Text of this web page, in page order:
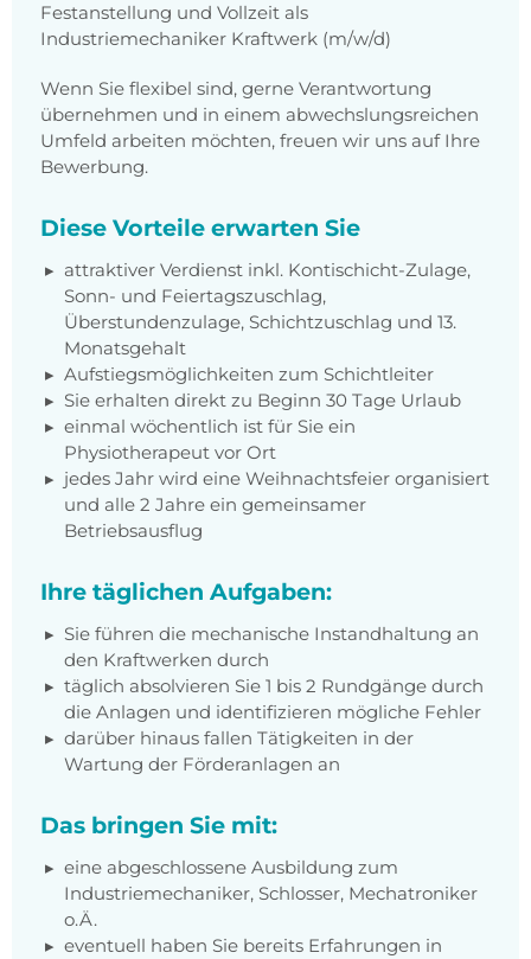
Festanstellung und Vollzeit als
Industriemechaniker Kraftwerk (m/w/d)
Wenn Sie flexibel sind, gerne Verantwortung
übernehmen und in einem abwechslungsreichen
Umfeld arbeiten möchten, freuen wir uns auf Ihre
Bewerbung.
Diese Vorteile erwarten Sie
attraktiver Verdienst inkl. Kontischicht-Zulage,
Sonn- und Feiertagszuschlag,
Überstundenzulage, Schichtzuschlag und 13.
Monatsgehalt
Aufstiegsmöglichkeiten zum Schichtleiter
Sie erhalten direkt zu Beginn 30 Tage Urlaub
einmal wöchentlich ist für Sie ein
Physiotherapeut vor Ort
jedes Jahr wird eine Weihnachtsfeier organisiert
und alle 2 Jahre ein gemeinsamer
Betriebsausflug
Ihre täglichen Aufgaben:
Sie führen die mechanische Instandhaltung an
den Kraftwerken durch
täglich absolvieren Sie 1 bis 2 Rundgänge durch
die Anlagen und identifizieren mögliche Fehler
darüber hinaus fallen Tätigkeiten in der
Wartung der Förderanlagen an
Das bringen Sie mit:
eine abgeschlossene Ausbildung zum
Industriemechaniker, Schlosser, Mechatroniker
o.Ä.
eventuell haben Sie bereits Erfahrungen in